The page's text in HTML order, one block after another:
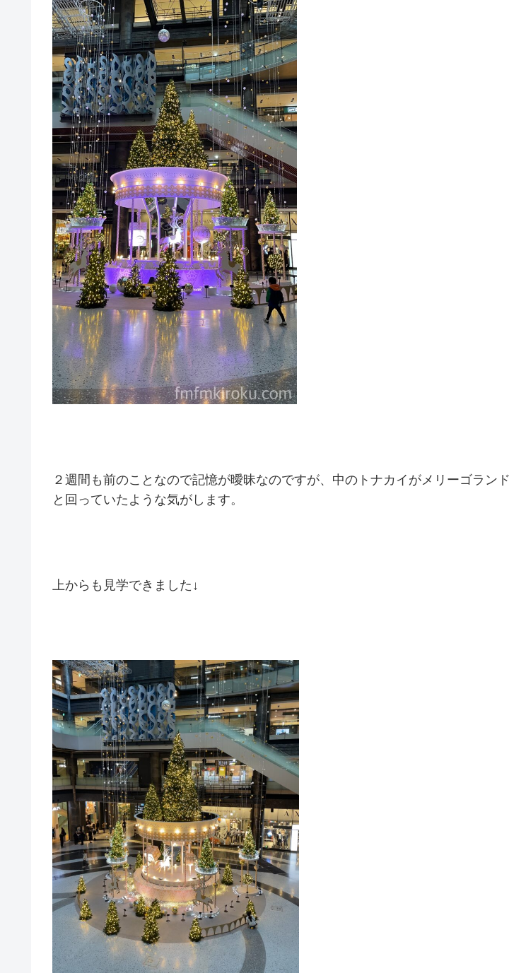
２週間も前のことなので記憶が曖昧なのですが、中のトナカイがメリーゴラン
と回っていたような気がします。
上からも見学できました↓